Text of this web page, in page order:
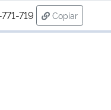
719
Copiar
para área